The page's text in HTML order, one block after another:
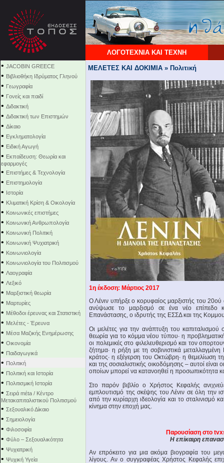
ΛΟΓΟΤΕΧΝΙΑ ΚΑΙ ΤΕΧΝΗ
• JACOBIN GREECE
• Βιβλιοθήκη Ιδρύματος Γληνού
• Γεωγραφία
• Γονείς και παιδί
• Διδακτική
• Διδακτική των Επιστημών
• Δίκαιο
• Εγκληματολογία
• Ειδική Αγωγή
• Εκπαίδευση: Θεωρία και
εφαρμογές
• Επιστήμες & Τεχνολογία
• Επιστημολογία
• Ιστορία
• Κλιματική Κρίση & Οικολογία
• Κοινωνικές επιστήμες
• Κοινωνική Ανθρωπολογία
• Κοινωνική Πολιτική
• Κοινωνική Ψυχιατρική
• Κοινωνιολογία
• Κοινωνιολογία του Πολιτισμού
• Λαογραφία
• Λεξικό
• Μαρξιστική θεωρία
• Μαρτυρίες
• Μέθοδοι έρευνας και Στατιστική
• Μελέτες - Έρευνα
• Μέσα Μαζικής Ενημέρωσης
• Οικονομία
• Παιδαγωγικά
• Πολιτική
• Πολιτική και Ιστορία
• Πολιτισμική Ιστορία
• Σειρά mέta / Κέντρο
Μετακαπιταλιστικού Πολιτισμού
• Σεξουαλικό Δίκαιο
• Σημειολογία
• Φιλοσοφία
• Φύλο – Σεξουαλικότητα
• Ψυχιατρική
• Ψυχική Υγεία
ΜΕΛΕΤΕΣ ΚΑΙ ΔΟΚΙΜΙΑ » Πολιτική
1η έκδοση: Mάρτιος 2017
Ο Λένιν υπήρξε ο κορυφαίος μαρξιστής του
ανύψωσε το μαρξισμό σε ένα νέο επίπεδο
Επανάστασης, ο ιδρυτής της ΕΣΣΔ και της
Οι μελέτες για την ανάπτυξη του καπιταλισμού
θεωρία για το κόμμα νέου τύπου· η
οι πολεμικές στο φιλελευθερισμό και τον
ζήτημα· η ρήξη με τη σοβινιστικά
κράτος· η εξέγερση του Οκτώβρη· η θεμελίωση
και της σοσιαλιστικής οικοδόμησης – αυτοί
οποίων μπορεί να κατανοηθεί η προσωπικότητα
Στο παρόν βιβλίο ο Χρήστος Κεφαλής
εμπλουτισμό της σκέψης του Λένιν σε όλη την
από την κυρίαρχη ιδεολογία και το σταλινισμό
κίνημα στην εποχή μας.
Παρουσίαση στο
Η επίκαιρη
Αν επρόκειτο για μια ακόμα βιογραφία του
λίγους. Αν ο συγγραφέας Χρήστος Κεφαλής